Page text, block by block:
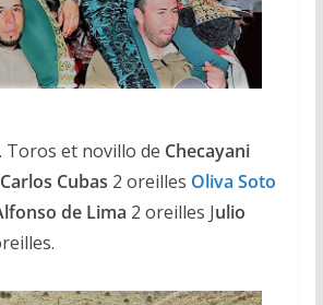
Toros et novillo de Checayani
Cubas 2 oreilles Oliva Soto
de Lima 2 oreilles Julio